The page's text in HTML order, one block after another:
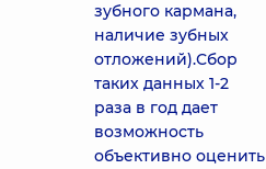
зубного кармана,
наличие зубных
отложений).Сбор
таких данных 1-2
раза в год дает
возможность
объективно оценить